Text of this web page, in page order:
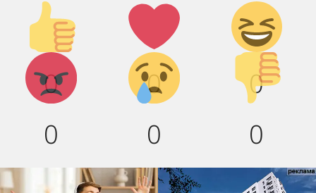
Палец
вверх!
0
Лайк!
0
Дикий
смех!
0
Агрессия!
0
Грусть :
(
0
Палец
вниз!
0